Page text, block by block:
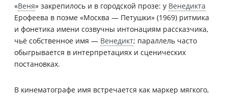
«Веня» закрепилось и в городской прозе: у Венедикта
Ерофеева в поэме «Москва — Петушки» (1969) ритмика
и фонетика имени созвучны интонациям рассказчика,
чьё собственное имя — Венедикт; параллель часто
обыгрывается в интерпретациях и сценических
постановках.
В кинематографе имя встречается как маркер мягкого,